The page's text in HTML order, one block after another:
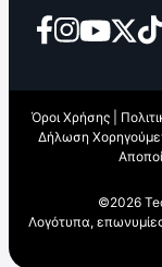
Όροι Χρήσης
Δήλωση
©2026
Λογότυπα,